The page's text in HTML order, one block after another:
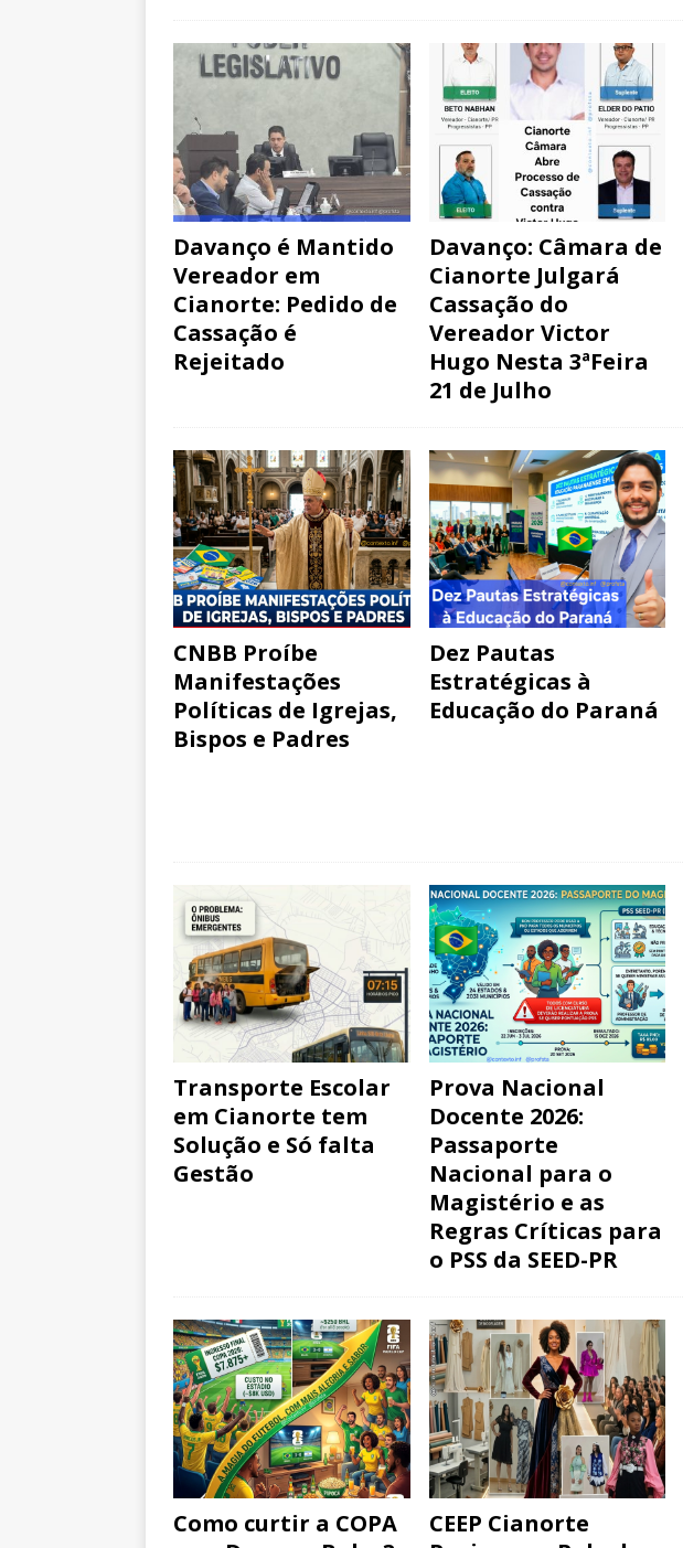
Davanço é Mantido
Vereador em
Cianorte: Pedido de
Cassação é
Rejeitado
Davanço: Câmara de
Cianorte Julgará
Cassação do
Vereador Victor
Hugo Nesta 3ªFeira
21 de Julho
CNBB Proíbe
Manifestações
Políticas de Igrejas,
Bispos e Padres
Dez Pautas
Estratégicas à
Educação do Paraná
Transporte Escolar
em Cianorte tem
Solução e Só falta
Gestão
Prova Nacional
Docente 2026:
Passaporte
Nacional para o
Magistério e as
Regras Críticas para
o PSS da SEED-PR
Como curtir a COPA
CEEP Cianorte